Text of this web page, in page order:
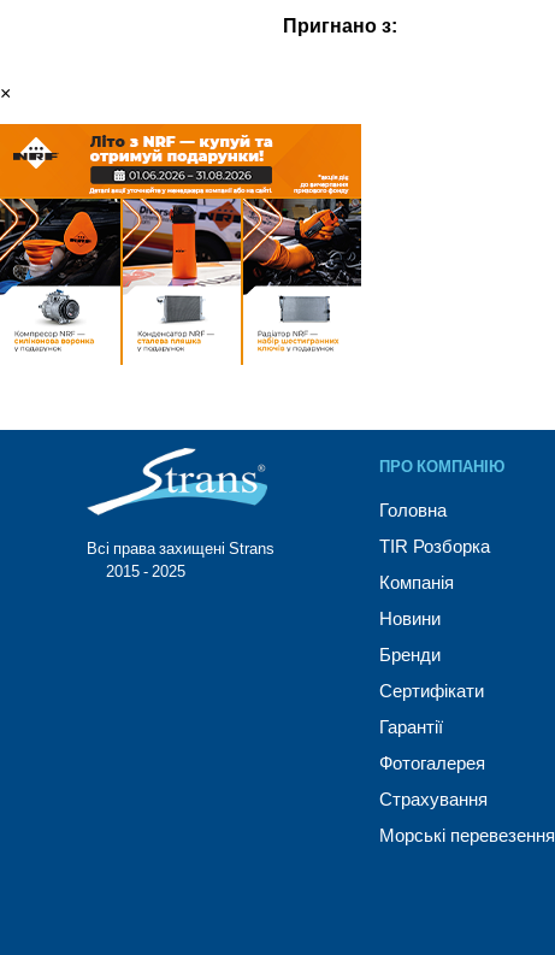
Пригнано з:
×
Всі права захищені Strans®
© 2015 - 2025
ПРО КОМПАНІЮ
Головна
TIR Розборка
Компанія
Новини
Бренди
Сертифікати
Гарантії
Фотогалерея
Страхування
Морські перевезення